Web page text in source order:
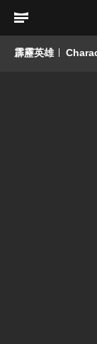
霹靂英雄